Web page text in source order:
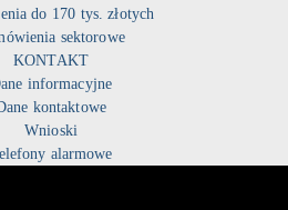
do 170 tys. złotych
sektorowe
KONTAKT
informacyjne
kontaktowe
Wnioski
alarmowe